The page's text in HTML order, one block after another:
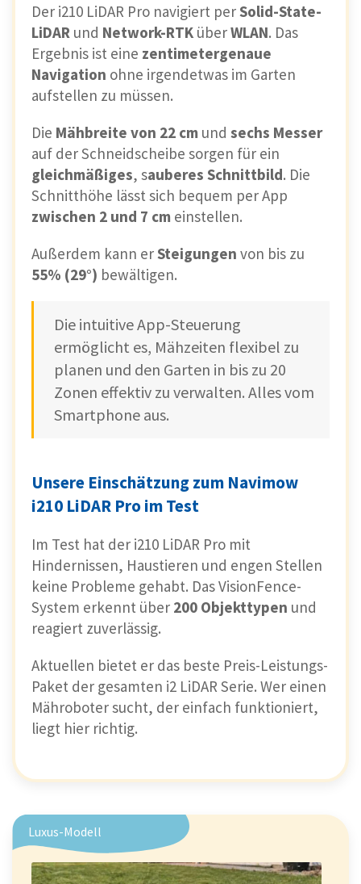
Der i210 LiDAR Pro navigiert perSolid-State-
LiDAR und Network-RTK überWLAN. Das
Ergebnis ist eine zentimetergenaue
Navigation ohne irgendetwas im Garten
aufstellen zu müssen.
Die Mähbreite von 22 cm und sechs Messer
auf der Schneidscheibe sorgen für ein
gleichmäßiges, sauberes Schnittbild. Die
Schnitthöhe lässt sich bequem per App
zwischen 2 und 7 cm einstellen.
Außerdem kann erSteigungen von bis zu
55% (29°) bewältigen.
Die intuitive App-Steuerung
ermöglicht es, Mähzeiten flexibel zu
planen und den Garten in bis zu 20
Zonen effektiv zu verwalten. Alles vom
Smartphone aus.
Unsere Einschätzung zum Navimow
i210 LiDAR Pro im Test
Im Test hat der i210 LiDAR Pro mit
Hindernissen, Haustieren und engen Stellen
keine Probleme gehabt. Das VisionFence-
System erkennt über 200 Objekttypen und
reagiert zuverlässig.
Aktuellen bietet er das beste Preis-Leistungs-
Paket der gesamten i2 LiDAR Serie. Wer einen
Mähroboter sucht, der einfach funktioniert,
liegt hier richtig.
Luxus-Modell